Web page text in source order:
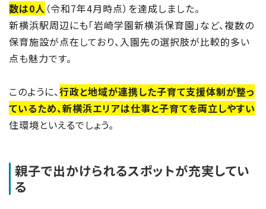
数は0人 （令和7年4月時点）を達成しました。
新横浜駅周辺にも「岩崎学園新横浜保育園」など、複数の
保育施設が点在しており、入園先の選択肢が比較的多い
点も魅力です。
このように、行政と地域が連携した子育て支援体制が整っ
ているため、新横浜エリアは仕事と子育てを両立しやすい
住環境といえるでしょう。
親子で出かけられるスポットが充実してい
る